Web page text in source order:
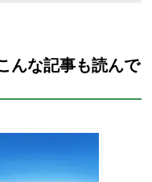
んな記事も読んで